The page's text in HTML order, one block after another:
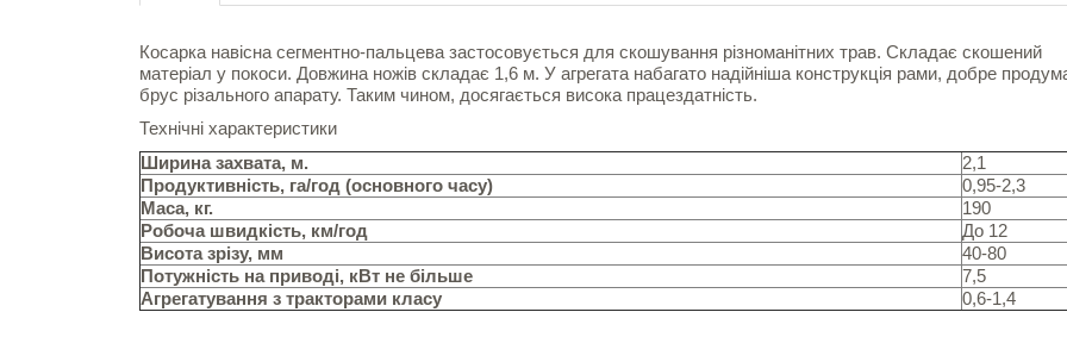
Косарка навісна сегментно-пальцева застосовується для скошування різноманітних трав. Складає скошений
матеріал у покоси. Довжина ножів складає 1,6 м. У агрегата набагато надійніша конструкція рами, добре
брус різального апарату. Таким чином, досягається висока працездатність.
Технічні характеристики
Ширина захвата, м.
2,1
Продуктивність, га/год (основного часу)
0,95-2,3
Маса, кг.
190
Робоча швидкість, км/год
До 12
Висота зрізу, мм
40-80
Потужність на приводі, кВт не більше
7,5
Агрегатування з тракторами класу
0,6-1,4